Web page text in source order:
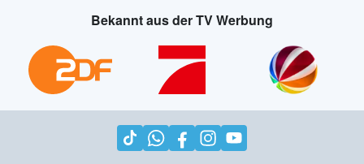
Bekannt aus der TV Werbung